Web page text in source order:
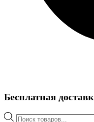
Бесплатная
Поиск